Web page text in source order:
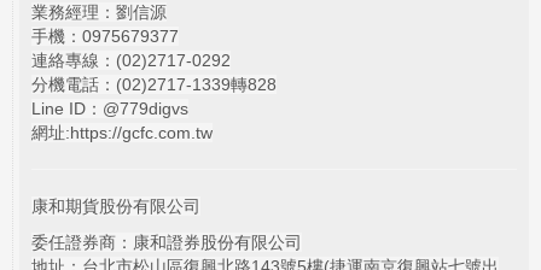
業務經理：劉信源
手機：0975679377
連絡專線：(02)2717-0292
分機電話：(02)2717-1339轉828
Line ID：@779digvs
網址:https://gcfc.com.tw
康和期貨股份有限公司
委任證券商：康和證券股份有限公司
地址：台北市松山區復興北路143號5樓(捷運南京復興站七號出